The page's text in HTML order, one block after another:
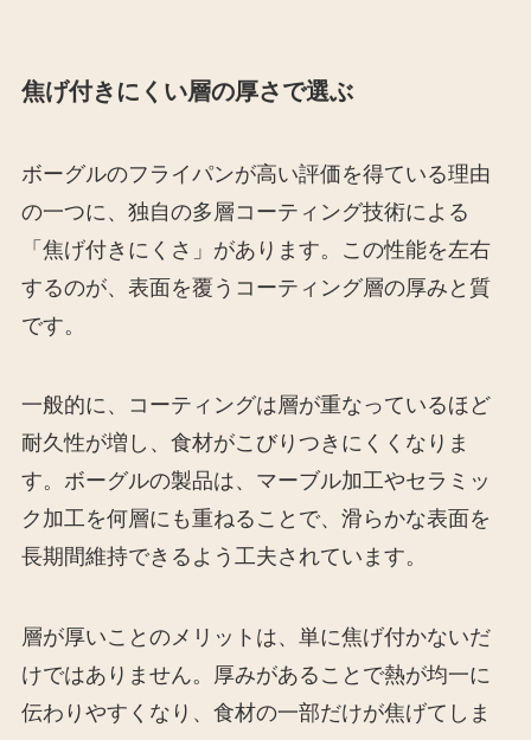
焦げ付きにくい層の厚さで選ぶ
ボーグルのフライパンが高い評価を得ている理由
の一つに、独自の多層コーティング技術による
「焦げ付きにくさ」があります。この性能を左右
するのが、表面を覆うコーティング層の厚みと質
です。
一般的に、コーティングは層が重なっているほど
耐久性が増し、食材がこびりつきにくくなりま
す。ボーグルの製品は、マーブル加工やセラミッ
ク加工を何層にも重ねることで、滑らかな表面を
長期間維持できるよう工夫されています。
層が厚いことのメリットは、単に焦げ付かないだ
けではありません。厚みがあることで熱が均一に
伝わりやすくなり、食材の一部だけが焦げてしま